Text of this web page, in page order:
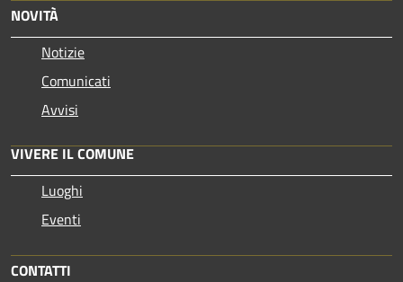
NOVITÀ
Notizie
Comunicati
Avvisi
VIVERE IL COMUNE
Luoghi
Eventi
CONTATTI